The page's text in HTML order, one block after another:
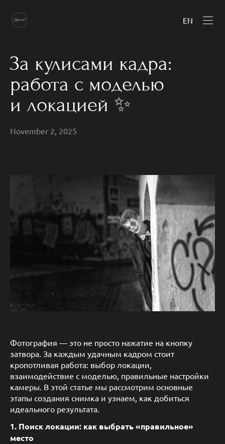
EN
За кулисами кадра:
работа с моделью
и локацией ✨
November 2, 2025
Фотография — это не просто нажатие на кнопку
затвора. За каждым удачным кадром стоит
кропотливая работа: выбор локации,
взаимодействие с моделью, правильные настройки
камеры. В этой статье мы рассмотрим основные
этапы создания снимка и узнаем, как добиться
идеального результата.
1. Поиск локации: как выбрать «правильное»
место